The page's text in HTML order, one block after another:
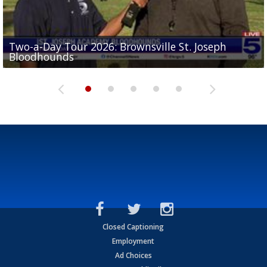
Two-a-Day Tour 2026: Brownsville St. Joseph
Bloodhounds
Two-a-Day Tour 2026: St. Joseph Academy
Bloodhounds
Two-a-Day Tour 2026: Sharyland Rattlers
Sit-down interview with UTRGV wide receiver
Tavian Cord
Two-a-Day Tour 2026: Raymondville Bearkats
Closed Captioning
Employment
Ad Choices